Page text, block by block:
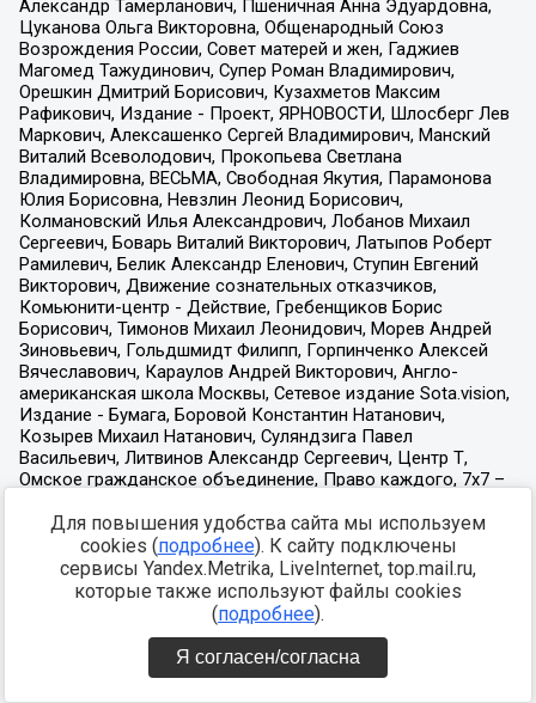
Для повышения удобства сайта мы используем
cookies (подробнее). К сайту подключены
сервисы Yandex.Metrika, LiveInternet, top.mail.ru,
которые также используют файлы cookies
(подробнее).
Я согласен/согласна